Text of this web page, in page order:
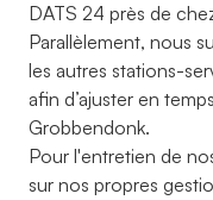
DATS 24 près de
Parallèlement, nous
les autres stations-
afin d’ajuster en
Grobbendonk.
Pour l'entretien de
sur nos propres